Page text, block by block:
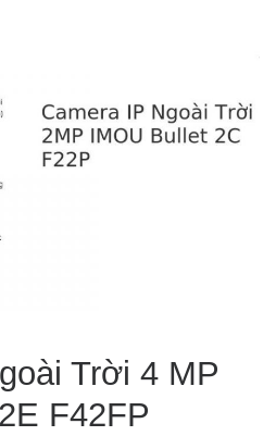
Trời 4 MP
F42FP